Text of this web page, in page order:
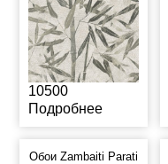
10500
Подробнее
Обои Zambaiti Parati